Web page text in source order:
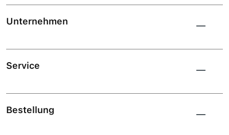
Unternehmen
Service
Bestellung